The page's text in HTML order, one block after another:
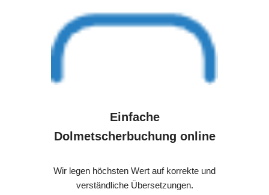
Einfache
Dolmetscherbuchung online
Wir legen höchsten Wert auf korrekte und
verständliche Übersetzungen.